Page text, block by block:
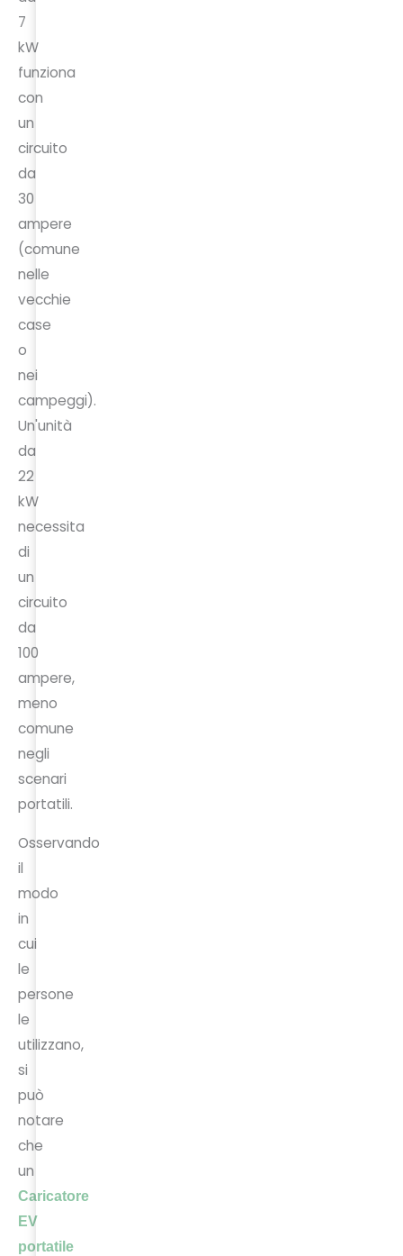
7
kW
funziona
con
un
circuito
da
30
ampere
(comune
nelle
vecchie
case
o
nei
campeggi).
Un'unità
da
22
kW
necessita
di
un
circuito
da
100
ampere,
meno
comune
negli
scenari
portatili.
Osservando
il
modo
in
cui
le
persone
le
utilizzano,
si
può
notare
che
un
Caricatore
EV
portatile